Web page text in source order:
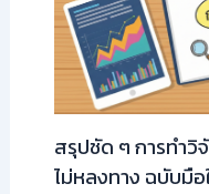
สรุปชัด ๆ การทำวิ
ไม่หลงทาง ฉบับมือ